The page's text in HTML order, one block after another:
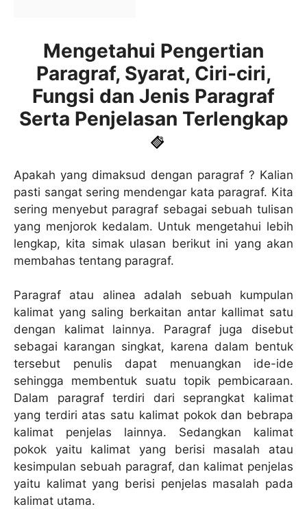
Mengetahui Pengertian
Paragraf, Syarat, Ciri-ciri,
Fungsi dan Jenis Paragraf
Serta Penjelasan Terlengkap
Apakah yang dimaksud dengan paragraf ? Kalian
pasti sangat sering mendengar kata paragraf. Kita
sering menyebut paragraf sebagai sebuah tulisan
yang menjorok kedalam. Untuk mengetahui lebih
lengkap, kita simak ulasan berikut ini yang akan
membahas tentang paragraf.
Paragraf atau alinea adalah sebuah kumpulan
kalimat yang saling berkaitan antar kallimat satu
dengan kalimat lainnya. Paragraf juga disebut
sebagai karangan singkat, karena dalam bentuk
tersebut penulis dapat menuangkan ide-ide
sehingga membentuk suatu topik pembicaraan.
Dalam paragraf terdiri dari seprangkat kalimat
yang terdiri atas satu kalimat pokok dan bebrapa
kalimat penjelas lainnya. Sedangkan kalimat
pokok yaitu kalimat yang berisi masalah atau
kesimpulan sebuah paragraf, dan kalimat penjelas
yaitu kalimat yang berisi penjelas masalah pada
kalimat utama.